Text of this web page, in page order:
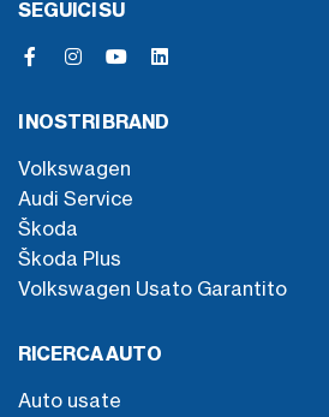
SEGUICI SU
I NOSTRI BRAND
Volkswagen
Audi Service
Škoda
Škoda Plus
Volkswagen Usato Garantito
RICERCA AUTO
Auto usate